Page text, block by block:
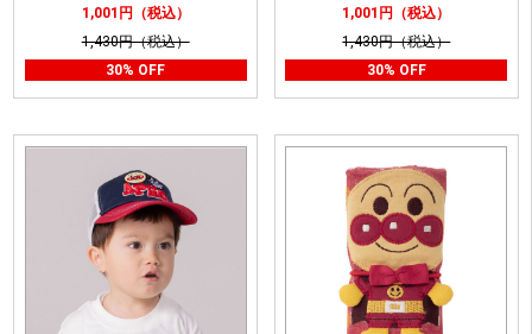
1,001円（税込）
1,430円（税込）
30% OFF
1,001円（税込）
1,430円（税込）
30% OFF